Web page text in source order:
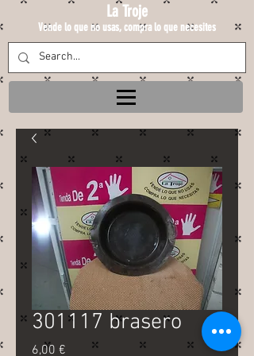
La Troje
Vende lo que no usas, compra lo que necesites
301117 brasero
6,00 € Precio